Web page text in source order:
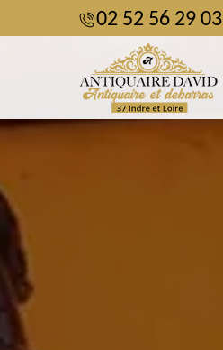
02 52 56 29 03